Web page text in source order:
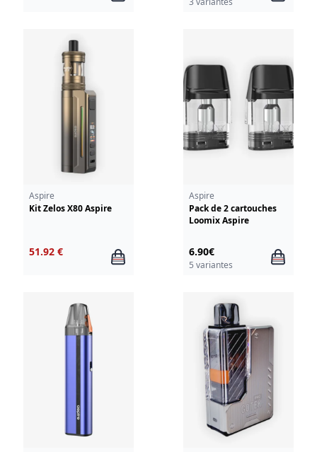
Aspire
Kit Zelos X80 Aspire
51.92 €
Aspire
Pack de 2 cartouches
Loomix Aspire
6.90€
5 variantes